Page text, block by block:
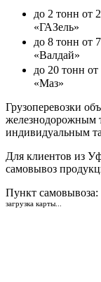
до 2 тонн от
«ГАЗель»
до 8 тонн от
«Валдай»
до 20 тонн
«Маз»
Грузоперевозки
железнодорожным
индивидуальным
Для клиентов из
самовывоз
Пункт самовывоза:
загрузка карты...